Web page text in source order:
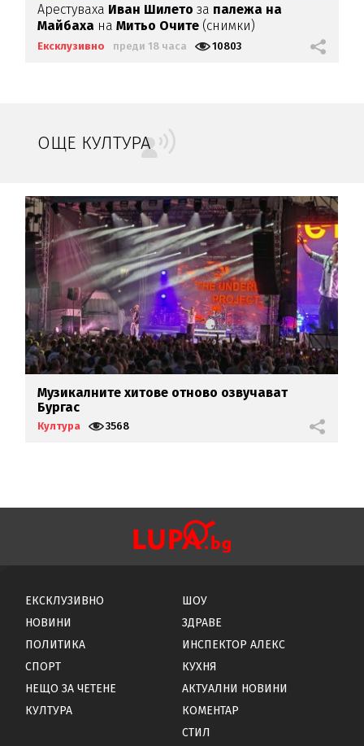
Арестуваха Иван Шилетоза палежа на
Майбаха наМитьо Очите (снимки)
Ексклузивно преди 18 часа 10803
ОЩЕ КУЛТУРА
Музикалните хитове отново озвучават
Бургас
Култура 3568
ЕКСКЛУЗИВНО
НОВИНИ
ПОЛИТИКА
СПОРТ
НЕЩО ЗА ЧЕТЕНЕ
КУЛТУРА
ШОУ
ЗДРАВЕ
ИНСПЕКТОР АЛЕКС
КУХНЯ
АКТУАЛНИ НОВИНИ
КОМЕНТАР
СТИЛ